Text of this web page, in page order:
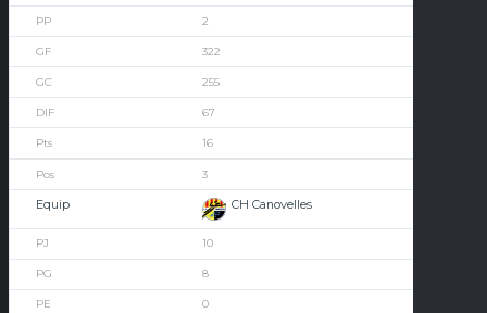
2
322
255
67
16
3
CH Canovelles
10
8
0